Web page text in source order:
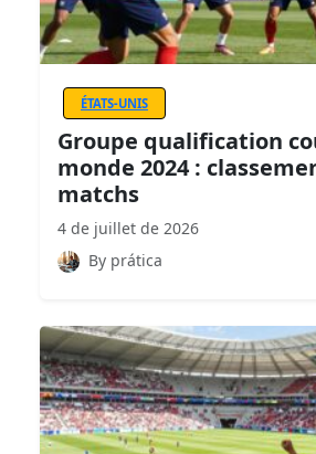
ÉTATS-UNIS
Groupe qualification
monde 2024 :
matchs
4 de juillet de 2026
By prática